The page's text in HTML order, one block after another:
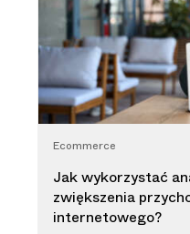
Ecommerce
Jak wykorzystać
zwiększenia
internetowego?